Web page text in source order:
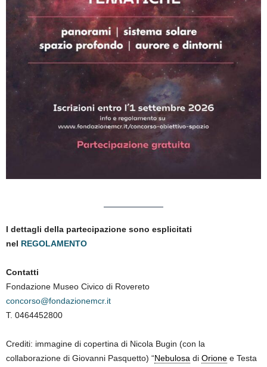
I dettagli della partecipazione sono esplicitati
nel REGOLAMENTO
Contatti
Fondazione Museo Civico di Rovereto
concorso@fondazionemcr.it
T. 0464452800
Crediti: immagine di copertina di Nicola Bugin (con la
collaborazione di Giovanni Pasquetto) “Nebulosa di Orione e Testa